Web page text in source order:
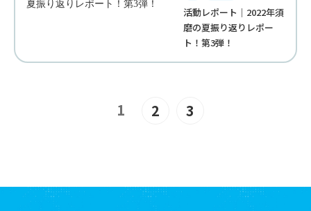
活動レポート｜2022年須
磨の夏振り返りレポー
ト！第3弾！
1 2 3